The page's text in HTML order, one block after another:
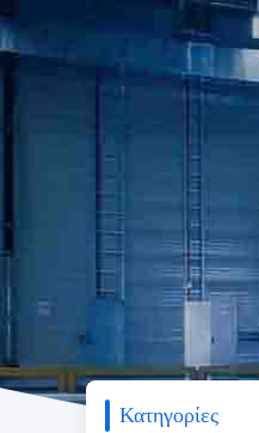
Κατηγορίες